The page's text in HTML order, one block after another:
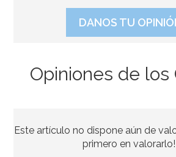
6,95€
DANOS TU
Opiniones de los
Este artículo no dispone aún de
primero en valorarlo!